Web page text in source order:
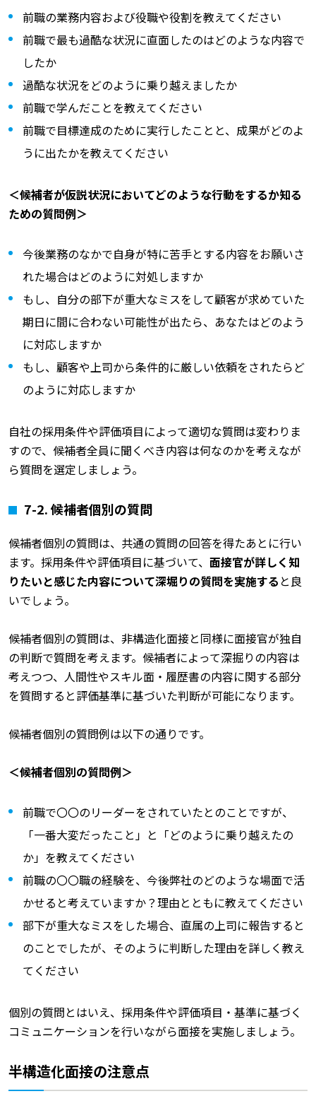
前職の業務内容および役職や役割を教えてください
前職で最も過酷な状況に直面したのはどのような内容で
したか
過酷な状況をどのように乗り越えましたか
前職で学んだことを教えてください
前職で目標達成のために実行したことと、成果がどのよ
うに出たかを教えてください
＜候補者が仮説状況においてどのような行動をするか知る
ための質問例＞
今後業務のなかで自身が特に苦手とする内容をお願いさ
れた場合はどのように対処しますか
もし、自分の部下が重大なミスをして顧客が求めていた
期日に間に合わない可能性が出たら、あなたはどのよう
に対応しますか
もし、顧客や上司から条件的に厳しい依頼をされたらど
のように対応しますか
自社の採用条件や評価項目によって適切な質問は変わりま
すので、候補者全員に聞くべき内容は何なのかを考えなが
ら質問を選定しましょう。
7-2.候補者個別の質問
候補者個別の質問は、共通の質問の回答を得たあとに行い
ます。採用条件や評価項目に基づいて、 面接官が詳しく知
りたいと感じた内容について深堀りの質問を実施する と良
いでしょう。
候補者個別の質問は、非構造化面接と同様に面接官が独自
の判断で質問を考えます。候補者によって深掘りの内容は
考えつつ、人間性やスキル面・履歴書の内容に関する部分
を質問すると評価基準に基づいた判断が可能になります。
候補者個別の質問例は以下の通りです。
＜候補者個別の質問例＞
前職で〇〇のリーダーをされていたとのことですが、
「一番大変だったこと」と「どのように乗り越えたの
か」を教えてください
前職の〇〇職の経験を、今後弊社のどのような場面で活
かせると考えていますか？理由とともに教えてください
部下が重大なミスをした場合、直属の上司に報告すると
のことでしたが、そのように判断した理由を詳しく教え
てください
個別の質問とはいえ、採用条件や評価項目・基準に基づく
コミュニケーションを行いながら面接を実施しましょう。
半構造化面接の注意点